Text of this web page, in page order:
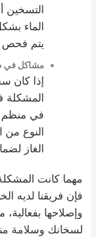
التسخين
الماء
يتم فحص
مشاكل في
إذا كان
في منظم
النوع
الغاز
مهما كانت
فإن فريقنا لديه
وإصلاحها بفعالية،
لسخانك وسلامة